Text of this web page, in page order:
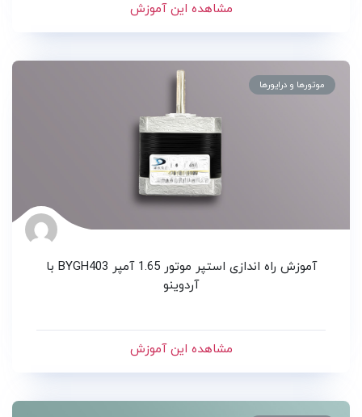
مشاهده این آموزش
موتورها و درایورها
آموزش راه اندازی استپر موتور 1.65 آمپر BYGH403 با
آردوینو
مشاهده این آموزش